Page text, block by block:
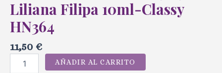
Liliana Filipa 10ml-Classy
HN364
11,50 €
AÑADIR AL CARRITO